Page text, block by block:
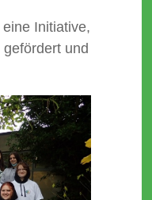
Initiative,
gefördert und